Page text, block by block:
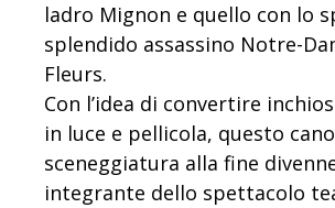
ladro Mignon e quello con lo
splendido assassino Notre-
Fleurs.
Con l’idea di convertire
in luce e pellicola, questo
sceneggiatura alla fine
integrante dello spettacolo